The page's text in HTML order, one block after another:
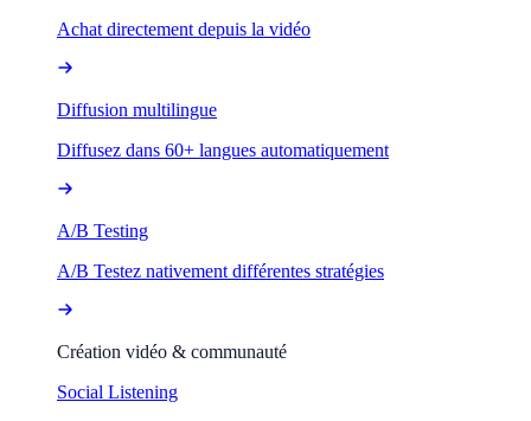
Achat directement depuis la vidéo
Diffusion multilingue
Diffusez dans 60+ langues automatiquement
A/B Testing
A/B Testez nativement différentes stratégies
Création vidéo & communauté
Social Listening